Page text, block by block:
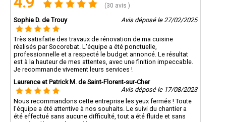
(30 avis )
Sophie D. de Trouy Avis déposé le 27/02/2025
Très satisfaite des travaux de rénovation de ma cuisine
réalisés par Socorebat. L'équipe a été ponctuelle,
professionnelle et a respecté le budget annoncé. Le résultat
est à la hauteur de mes attentes, avec une finition impeccable.
Je recommande vivement leurs services !
Laurence et Patrick M. de Saint-Florent-sur-Cher
Avis déposé le 17/08/2023
Nous recommandons cette entreprise les yeux fermés ! Toute
l'équipe a été attentive à nos souhaits. Le suivi du chantier a
été effectué sans aucune difficulté, tout a été fluide et sans